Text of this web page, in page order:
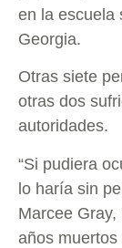
en la escuela
Georgia.
Otras siete
otras dos
autoridades.
“Si pudiera
lo haría sin
Marcee
años